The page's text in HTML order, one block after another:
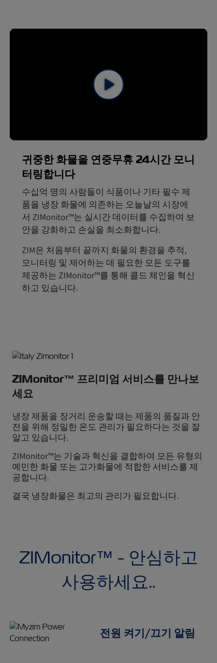
귀중한 화물을 연중무휴 24시간 모니
터링합니다
수십억 명의 사람들이 식품이나 기타 필수 제
품을 냉장 화물에 의존하는 오늘날의 시장에
서 ZIMonitor™는 실시간 데이터를 수집하여 보
안을 강화하고 손실을 최소화합니다.
ZIM은 처음부터 끝까지 화물의 환경을 추적,
모니터링 및 제어하는 데 필요한 모든 도구를
제공하는 ZIMonitor™를 통해 콜드 체인을 혁신
하고 있습니다.
ZIMonitor™ 프리미엄 서비스를 만나보
세요
냉장 제품을 장거리 운송할 때는 제품의 품질과 안
전을 위해 정밀한 온도 관리가 필요하다는 것을 잘
알고 있습니다.
ZIMonitor™는 기술과 혁신을 결합하여 모든 유형의
예민한 화물 또는 고가화물에 적합한 서비스를 제
공합니다.
결국 냉장화물은 최고의 관리가 필요합니다.
ZIMonitor™ - 안심하고
사용하세요..
전원 켜기/끄기 알림